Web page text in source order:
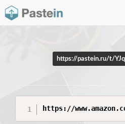
https://pastein.ru/t/YJq
https://